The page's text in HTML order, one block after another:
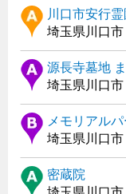
川口市安行霊
埼玉県川口市
源長寺墓地
埼玉県川口市
メモリアル
埼玉県川口市
密蔵院